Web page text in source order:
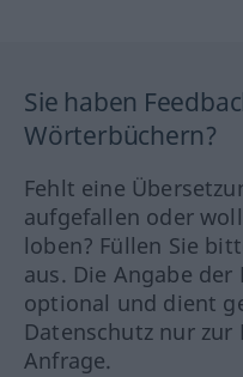
Sie haben
Wörterbüchern?
Fehlt eine
aufgefallen oder
loben? Füllen Sie
aus. Die Angabe der
optional und dient
Datenschutz nur
Anfrage.